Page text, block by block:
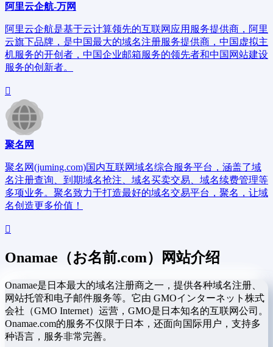
阿里云企航-万网
阿里云企航是基于云计算领先的互联网应用服务提供商，阿里
云旗下品牌，是中国最大的域名注册服务提供商，中国虚拟主
机服务的开创者，中国企业邮箱服务的领先者和中国网站建设
服务的创新者。
聚名网
聚名网(juming.com)国内互联网域名综合服务平台，涵盖了域
名注册查询、到期域名抢注、域名买卖交易、域名续费管理等
多项业务。聚名致力于打造最好的域名交易平台，聚名，让域
名创造更多价值！
Onamae（お名前.com）网站介绍
Onamae是日本最大的域名注册商之一，提供各种域名注册、
网站托管和电子邮件服务等。它由 GMOインターネット株式
会社（GMO Internet）运营，GMO是日本知名的互联网公司。
Onamae.com的服务不仅限于日本，还面向国际用户，支持多
种语言，服务非常完善。